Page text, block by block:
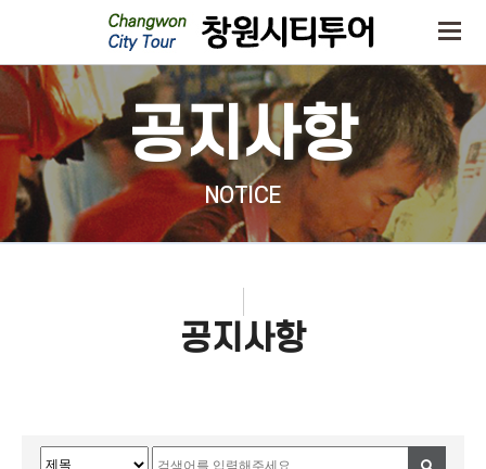
공지사항
NOTICE
공지사항